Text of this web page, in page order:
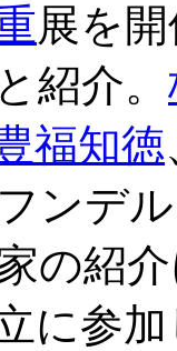
展を
紹介。
福知徳
ンデ
の紹
に参